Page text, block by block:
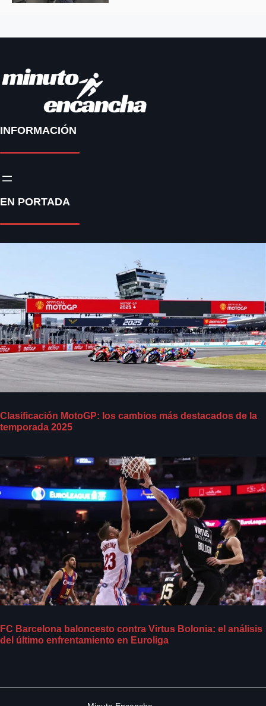
INFORMACIÓN
EN PORTADA
Clasificación MotoGP: los cambios más destacados de la
temporada 2025
FC Barcelona baloncesto contra Virtus Bolonia: el análisis
del último enfrentamiento en Euroliga